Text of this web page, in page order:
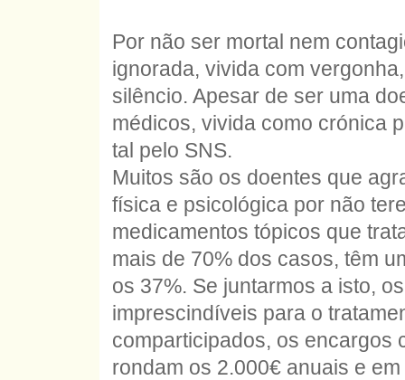
Por não ser mortal nem
ignorada, vivida com
silêncio. Apesar de ser uma
médicos, vivida como crónica
tal pelo SNS.
Muitos são os doentes que
física e psicológica por não
medicamentos tópicos que
mais de 70% dos casos, têm
os 37%. Se juntarmos a isto,
imprescindíveis para o
comparticipados, os encargos
rondam os 2.000€ anuais e